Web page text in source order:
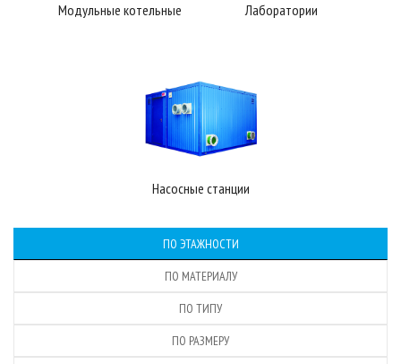
Модульные котельные Лаборатории
Насосные станции
ПО ЭТАЖНОСТИ
ПО МАТЕРИАЛУ
ПО ТИПУ
ПО РАЗМЕРУ